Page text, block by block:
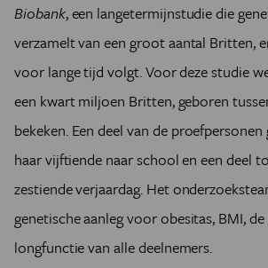
Biobank, een langetermijnstudie die
verzamelt van een groot aantal Britten,
voor lange tijd volgt. Voor deze studie
een kwart miljoen Britten, geboren
bekeken. Een deel van de
haar vijftiende naar school en een deel
zestiende verjaardag. Het
genetische aanleg voor obesitas, BMI,
longfunctie van alle deelnemers.